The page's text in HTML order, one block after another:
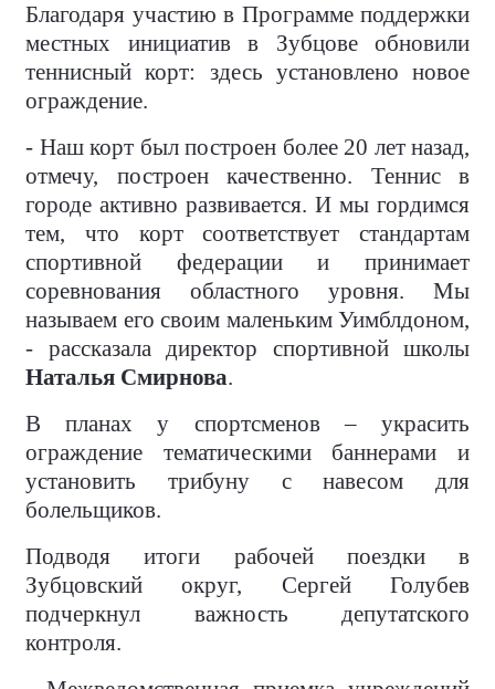
Благодаря участию в Программе поддержки
местных инициатив в Зубцове обновили
теннисный корт: здесь установлено новое
ограждение.
- Наш корт был построен более 20 лет назад,
отмечу, построен качественно. Теннис в
городе активно развивается. И мы гордимся
тем, что корт соответствует стандартам
спортивной федерации и принимает
соревнования областного уровня. Мы
называем его своим маленьким Уимблдоном,
- рассказала директор спортивной школы
Наталья Смирнова.
В планах у спортсменов – украсить
ограждение тематическими баннерами и
установить трибуну с навесом для
болельщиков.
Подводя итоги рабочей поездки в
Зубцовский округ, Сергей Голубев
подчеркнул важность депутатского
контроля.